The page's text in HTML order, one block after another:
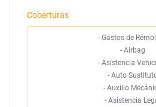
Coberturas
- Gastos de
- Airbag
- Asistencia
- Auto
- Auxilio
- Asistencia